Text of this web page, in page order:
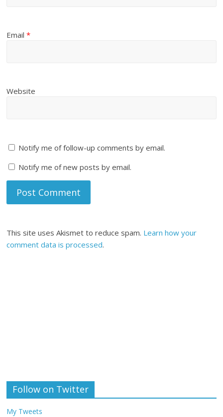
Email*
Website
Notify me of follow-up comments by email.
Notify me of new posts by email.
This site uses Akismet to reduce spam. Learn how your
comment data is processed.
Follow on Twitter
My Tweets